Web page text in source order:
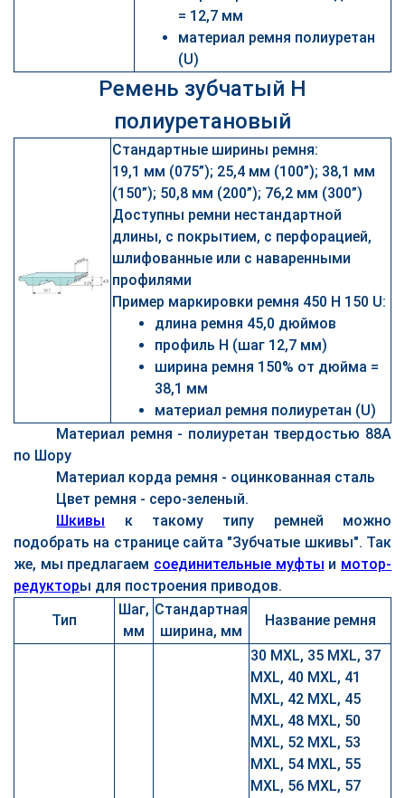
= 12,7 мм
материал ремня полиуретан
(U)
Ремень зубчатый H
полиуретановый
Стандартные ширины ремня:
19,1 мм (075”); 25,4 мм (100”); 38,1 мм
(150”); 50,8 мм (200”); 76,2 мм (300”)
Доступны ремни нестандартной
длины, с покрытием, с перфорацией,
шлифованные или с наваренными
профилями
Пример маркировки ремня 450 H 150 U:
длина ремня 45,0 дюймов
профиль H (шаг 12,7 мм)
ширина ремня 150% от дюйма =
38,1 мм
материал ремня полиуретан (U)
Материал ремня - полиуретан твердостью 88A
по Шору
Материал корда ремня - оцинкованная сталь
Цвет ремня - серо-зеленый.
Шкивы к такому типу ремней можно
подобрать на странице сайта "Зубчатые шкивы". Так
же, мы предлагаем соединительные муфты и мотор-
редукторы для построения приводов.
Тип
Шаг,
мм
Стандартная
ширина, мм
Название ремня
30 MXL, 35 MXL, 37
MXL, 40 MXL, 41
MXL, 42 MXL, 45
MXL, 48 MXL, 50
MXL, 52 MXL, 53
MXL, 54 MXL, 55
MXL, 56 MXL, 57